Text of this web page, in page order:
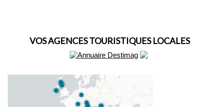
VOS AGENCES TOURISTIQUES LOCALES